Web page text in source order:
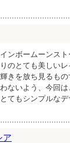
ンボームーンス
のとても美しい
きを放ち見るも
ないよう、今回
てもシンプルな
ア